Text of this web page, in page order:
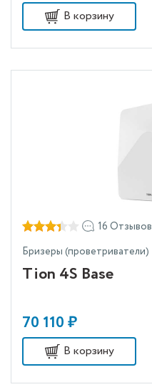
В корзину
16 Отзывов
Бризеры (проветриватели)
Tion 4S Base
70 110 ₽
В корзину